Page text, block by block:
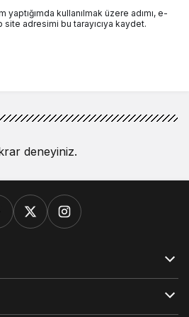
kullanılmak üzere adımı, e-
adresimi bu tarayıcıya kaydet.
deneyiniz.